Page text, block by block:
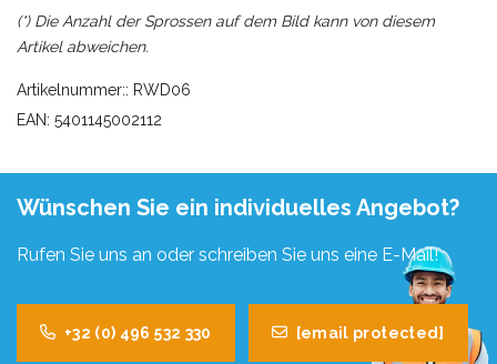
(*) Die Anzahl der Sprossen auf dem Bild kann von diesem
Artikel abweichen.
Artikelnummer:: RWD06
EAN: 5401145002112
Wünschen Sie ein individuelles Angebot?
Rufen Sie uns an oder schreiben Sie uns eine E-Mail!
+32 (0) 496 532 330 [email protected]